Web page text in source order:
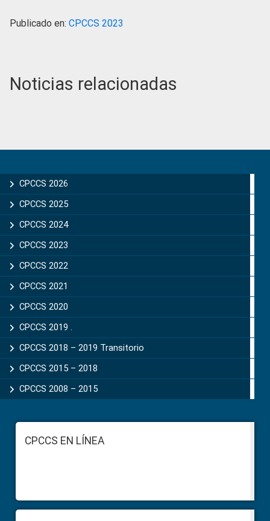
Publicado en: CPCCS 2023
Noticias relacionadas
Sidebar
CPCCS 2026
CPCCS 2025
CPCCS 2024
CPCCS 2023
CPCCS 2022
CPCCS 2021
CPCCS 2020
CPCCS 2019 .
CPCCS 2018 – 2019 Transitorio
CPCCS 2015 – 2018
CPCCS 2008 – 2015
FooterCPCCS EN LÍNEA